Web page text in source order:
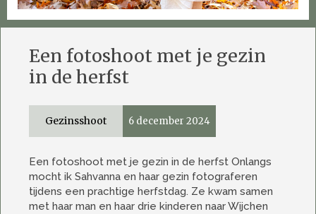
Een fotoshoot met je gezin
in de herfst
6 december 2024
Gezinsshoot
Een fotoshoot met je gezin in de herfst Onlangs
mocht ik Sahvanna en haar gezin fotograferen
tijdens een prachtige herfstdag. Ze kwam samen
met haar man en haar drie kinderen naar Wijchen